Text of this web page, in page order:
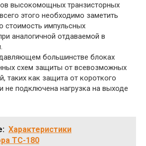
высокомощных транзисторных
этого необходимо заметить
стоимость импульсных
аналогичной отдаваемой в
большинстве блоках
схем защиты от всевозможных
таких как защита от короткого
не подключена нагрузка на выходе
Характеристики
ТС-180